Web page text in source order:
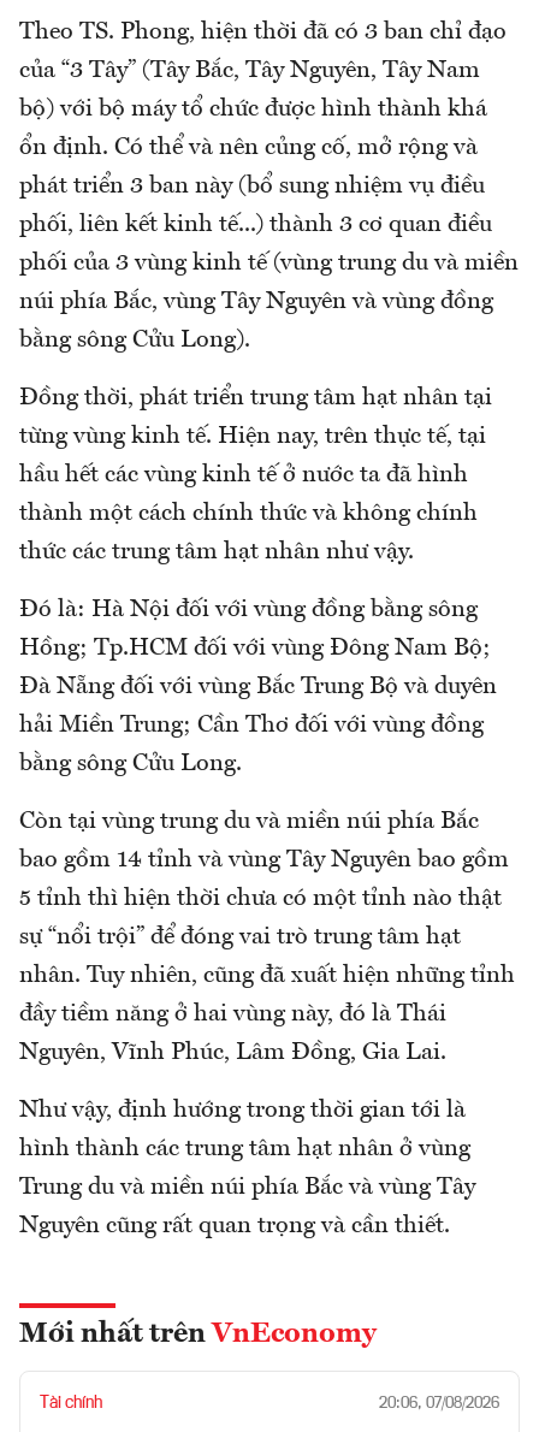
Theo TS. Phong, hiện thời đã có 3 ban chỉ đạo
của “3 Tây” (Tây Bắc, Tây Nguyên, Tây Nam
bộ) với bộ máy tổ chức được hình thành khá
ổn định. Có thể và nên củng cố, mở rộng và
phát triển 3 ban này (bổ sung nhiệm vụ điều
phối, liên kết kinh tế...) thành 3 cơ quan điều
phối của 3 vùng kinh tế (vùng trung du và miền
núi phía Bắc, vùng Tây Nguyên và vùng đồng
bằng sông Cửu Long).
Đồng thời, phát triển trung tâm hạt nhân tại
từng vùng kinh tế. Hiện nay, trên thực tế, tại
hầu hết các vùng kinh tế ở nước ta đã hình
thành một cách chính thức và không chính
thức các trung tâm hạt nhân như vậy.
Đó là: Hà Nội đối với vùng đồng bằng sông
Hồng; Tp.HCM đối với vùng Đông Nam Bộ;
Đà Nẵng đối với vùng Bắc Trung Bộ và duyên
hải Miền Trung; Cần Thơ đối với vùng đồng
bằng sông Cửu Long.
Còn tại vùng trung du và miền núi phía Bắc
bao gồm 14 tỉnh và vùng Tây Nguyên bao gồm
5 tỉnh thì hiện thời chưa có một tỉnh nào thật
sự “nổi trội” để đóng vai trò trung tâm hạt
nhân. Tuy nhiên, cũng đã xuất hiện những tỉnh
đầy tiềm năng ở hai vùng này, đó là Thái
Nguyên, Vĩnh Phúc, Lâm Đồng, Gia Lai.
Như vậy, định hướng trong thời gian tới là
hình thành các trung tâm hạt nhân ở vùng
Trung du và miền núi phía Bắc và vùng Tây
Nguyên cũng rất quan trọng và cần thiết.
Mới nhất trên VnEconomy
Tài chính 20:06, 07/08/2026